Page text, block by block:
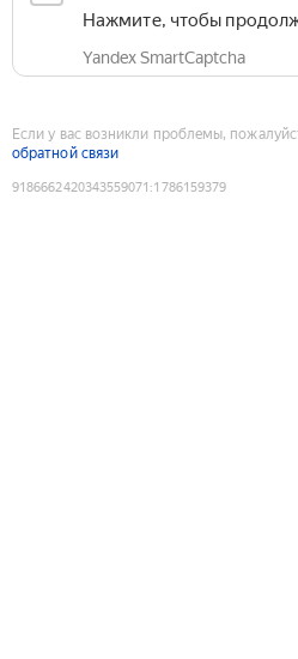
Нажмите, чтобы
Yandex SmartCaptcha
Если у вас возникли проблемы,
обратной связи
9186662420343559071 :1786159379